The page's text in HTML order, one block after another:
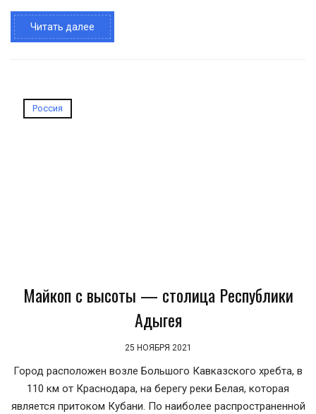
Читать далее
Россия
Майкоп с высоты — столица Республики
Адыгея
25 НОЯБРЯ 2021
Город расположен возле Большого Кавказского хребта, в
110 км от Краснодара, на берегу реки Белая, которая
является притоком Кубани. По наиболее распространенной